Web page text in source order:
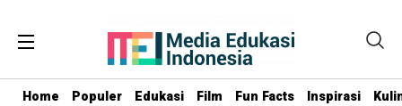
Home Populer Edukasi Film Fun Facts Inspirasi